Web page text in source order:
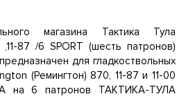
магазина Тактика Тула
,11-87 /6 SPORT (шесть патронов)
для гладкоствольных
(Ремингтон) 870, 11-87 и 11-00
на 6 патронов ТАКТИКА-ТУЛА